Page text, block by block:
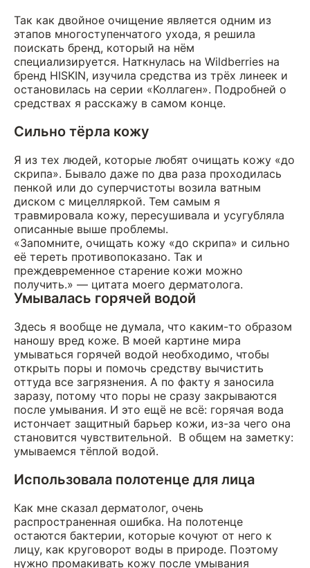
Так как двойное очищение является одним из
этапов многоступенчатого ухода, я решила
поискать бренд, который на нём
специализируется. Наткнулась на Wildberries на
бренд HISKIN, изучила средства из трёх линеек и
остановилась на серии «Коллаген». Подробней о
средствах я расскажу в самом конце.
Сильно тёрла кожу
Я из тех людей, которые любят очищать кожу «до
скрипа». Бывало даже по два раза проходилась
пенкой или до суперчистоты возила ватным
диском с мицелляркой. Тем самым я
травмировала кожу, пересушивала и усугубляла
описанные выше проблемы.
«Запомните, очищать кожу «до скрипа» и сильно
её тереть противопоказано. Так и
преждевременное старение кожи можно
получить.» — цитата моего дерматолога.
Умывалась горячей водой
Здесь я вообще не думала, что каким-то образом
наношу вред коже. В моей картине мира
умываться горячей водой необходимо, чтобы
открыть поры и помочь средству вычистить
оттуда все загрязнения. А по факту я заносила
заразу, потому что поры не сразу закрываются
после умывания. И это ещё не всё: горячая вода
истончает защитный барьер кожи, из-за чего она
становится чувствительной. В общем на заметку:
умываемся тёплой водой.
Использовала полотенце для лица
Как мне сказал дерматолог, очень
распространенная ошибка. На полотенце
остаются бактерии, которые кочуют от него к
лицу, как круговорот воды в природе. Поэтому
нужно промакивать кожу после умывания